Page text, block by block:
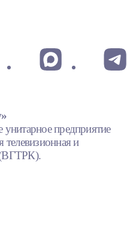
унитарное предприятие
телевизионная и
(ВГТРК).